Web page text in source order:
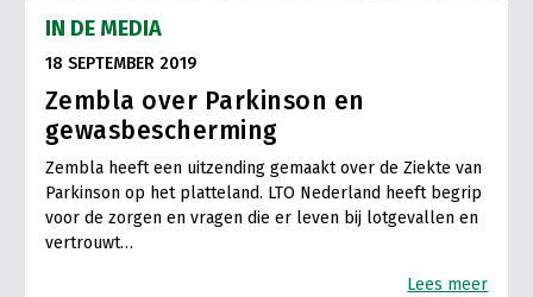
IN DE MEDIA
18 SEPTEMBER 2019
Zembla over Parkinson en
gewasbescherming
Zembla heeft een uitzending gemaakt over de Ziekte van
Parkinson op het platteland. LTO Nederland heeft begrip
voor de zorgen en vragen die er leven bij lotgevallen en
vertrouwt…
Lees meer